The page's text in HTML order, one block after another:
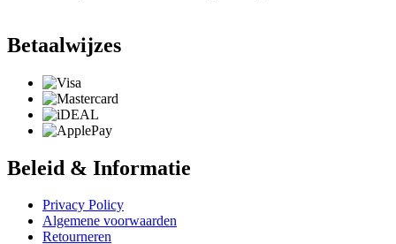
Betaalwijzes
Beleid & Informatie
Privacy Policy
Algemene voorwaarden
Retourneren